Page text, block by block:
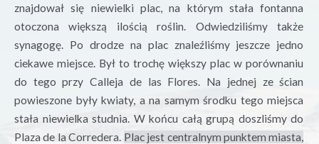
znajdował się niewielki plac, na którym stała fontanna
otoczona większą ilością roślin. Odwiedziliśmy także
synagogę. Po drodze na plac znaleźliśmy jeszcze jedno
ciekawe miejsce. Był to trochę większy plac w porównaniu
do tego przyCalleja de las Flores. Na jednej ze ścian
powieszone były kwiaty, a na samym środku tego miejsca
stała niewielka studnia. W końcu całą grupą doszliśmy do
Plaza de laCorredera. Plac jest centralnym punktem miasta,